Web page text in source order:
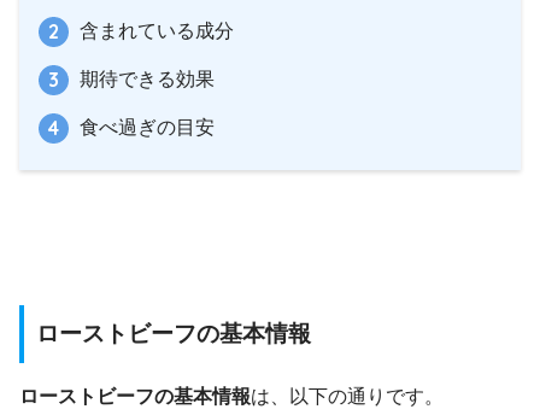
含まれている成分
期待できる効果
食べ過ぎの目安
ローストビーフの基本情報
ローストビーフの基本情報は、以下の通りです。